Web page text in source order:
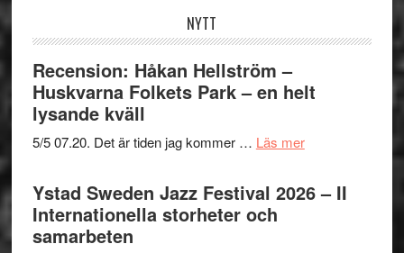
NYTT
Recension: Håkan Hellström –
Huskvarna Folkets Park – en helt
lysande kväll
5/5 07.20. Det är tiden jag kommer … Läs merom
Håkan
Hellström
Ystad Sweden Jazz Festival 2026 – II
Internationella storheter och
samarbeten